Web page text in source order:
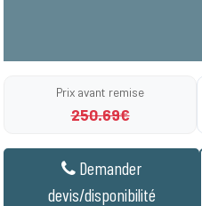
Prix avant remise
250.69€
Demander
devis/disponibilité